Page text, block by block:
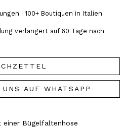
| 100+ Boutiquen in Italien
verlängert auf 60 Tage nach
AUF WHATSAPP
einer Bügelfaltenhose